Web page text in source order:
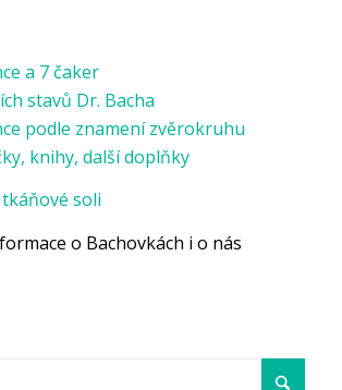
a 7 čaker
stavů Dr. Bacha
podle znamení zvěrokruhu
knihy, další doplňky
soli
o Bachovkách i o nás